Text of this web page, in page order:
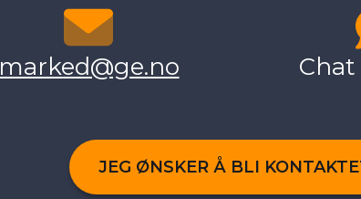
marked@ge.no
JEG ØNSKER Å BLI